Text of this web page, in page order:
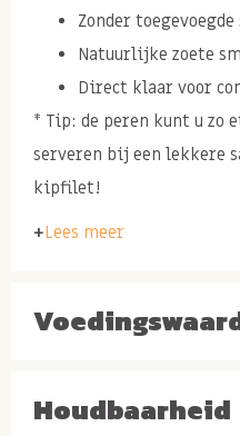
Zonder
Natuurlijke zoete
Direct klaar voor
* Tip: de peren kunt u zo
serveren bij een lekkere
kipfilet!
Lees meer
Houdbaarheid